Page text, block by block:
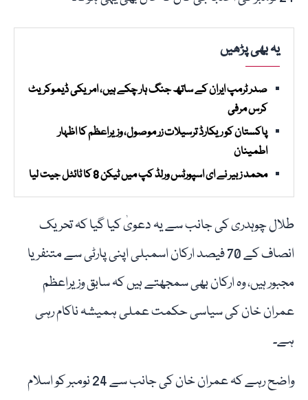
یہ بھی پڑھیں
صدر ٹرمپ ایران کے ساتھ جنگ ہار چکے ہیں، امریکی ڈیموکریٹ
کرس مرفی
پاکستان کو ریکارڈ ترسیلات زر موصول، وزیراعظم کا اظہار
اطمینان
محمد زبیر نے ای اسپورٹس ورلڈ کپ میں ٹیکن 8 کا ٹائٹل جیت لیا
طلال چوہدری کی جانب سے یہ دعویٰ کیا گیا کہ تحریک
انصاف کے 70 فیصد ارکان اسمبلی اپنی پارٹی سے متنفر یا
مجبور ہیں، وہ ارکان بھی سمجھتے ہیں کہ سابق وزیراعظم
عمران خان کی سیاسی حکمت عملی ہمیشہ ناکام رہی
ہے۔
واضح رہے کہ عمران خان کی جانب سے 24 نومبر کو اسلام